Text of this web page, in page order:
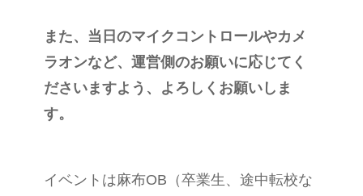
また、当日のマイクコントロールやカメ
ラオンなど、運営側のお願いに応じてく
ださいますよう、よろしくお願いしま
す。
イベントは麻布OB（卒業生、途中転校な